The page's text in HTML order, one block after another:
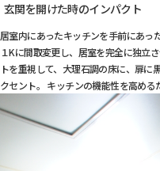
玄関を開けた時のインパクト
居室内にあったキッチンを手前にあ
１Kに間取変更し、居室を完全に独立
トを重視して、大理石調の床に、扉
クセント。 キッチンの機能性を高める